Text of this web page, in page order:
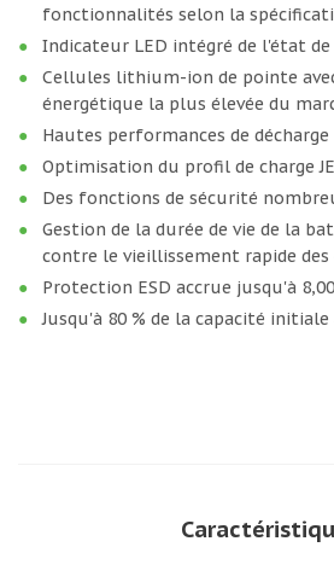
fonctionnalités selon la
Indicateur LED intégré de l'état de
Cellules lithium-ion de pointe
énergétique la plus élevée du
Hautes performances de décharge
Optimisation du profil de charge
Des fonctions de sécurité
Gestion de la durée de vie de la
contre le vieillissement rapide
Protection ESD accrue jusqu'à
Jusqu'à 80 % de la capacité initiale